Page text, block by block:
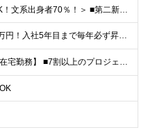
＜完全未経験OK！文系出身者70％！＞ ■第二新卒歓迎 ■学歴・経歴不問・社会人未経験もOK ■20代を中心に活躍中◎ ★☆先輩たちの前職☆★ 元アパレルスタッフや塾講師、介護士、事務、営業など社員
＼平均年収517万円！入社5年目まで毎年必ず昇給／ ■賞与年3回 ■年収800万円以上も可 ■入社3年以上の平均年収469.2万円 月給23万2000円以上＋賞与年3回＋各種手当 ☆入社5年目まで最
【研修中は完全在宅勤務】 ■7割以上のプロジェクトでリモートワークを導入 ■一都三県のプロジェクト先 ■転居を伴う転勤なし ＜プロジェクト先＞ 東京・神奈川・千葉・埼玉でのプロジェクト先にて勤務いた